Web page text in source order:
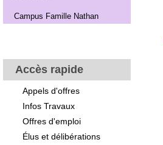
Campus Famille Nathan
Accès rapide
Appels d'offres
Infos Travaux
Offres d'emploi
Élus et délibérations